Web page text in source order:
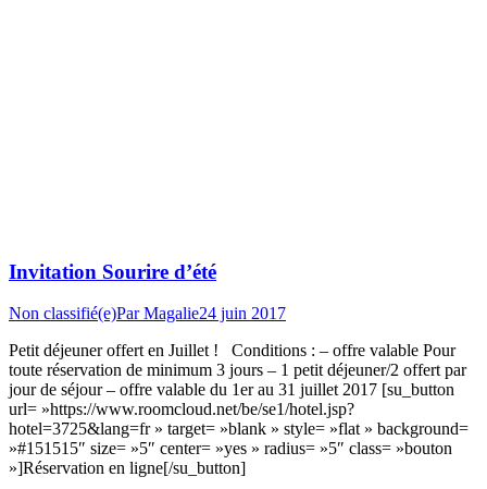
Invitation Sourire d’été
Non classifié(e)ParMagalie24 juin 2017
Petit déjeuner offert en Juillet ! Conditions : – offre valable Pour
toute réservation de minimum 3 jours – 1 petit déjeuner/2 offert par
jour de séjour – offre valable du 1er au 31 juillet 2017 [su_button
url= »https://www.roomcloud.net/be/se1/hotel.jsp?
hotel=3725&lang=fr » target= »blank » style= »flat » background=
»#151515″ size= »5″ center= »yes » radius= »5″ class= »bouton
»]Réservation en ligne[/su_button]